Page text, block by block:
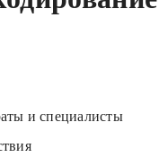
и специалисты